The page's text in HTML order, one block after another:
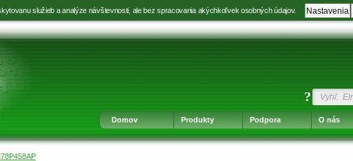
služieb a analýze návštevnosti, ale bez spracovania akýchkoľvek osobných údajov. Nastavenia
na
výber
jazyka
na
hlavnú
navigáciu
na
obsah
na
navigáciu
v
päte
?
Domov Produkty Podpora O nás